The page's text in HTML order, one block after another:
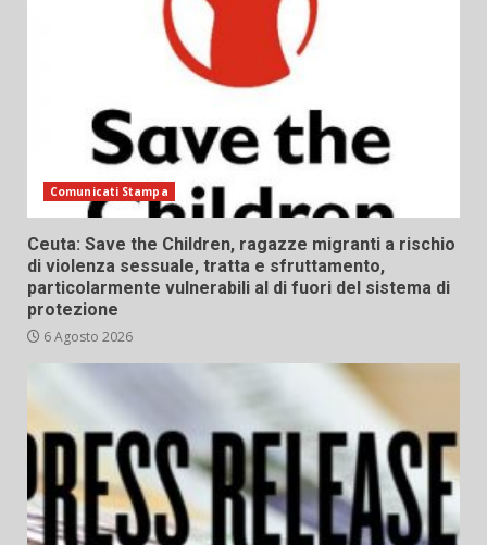
Comunicati Stampa
Ceuta: Save the Children, ragazze migranti a rischio
di violenza sessuale, tratta e sfruttamento,
particolarmente vulnerabili al di fuori del sistema di
protezione
6 Agosto 2026